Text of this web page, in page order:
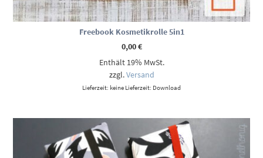
Freebook Kosmetikrolle 5in1
0,00€
Enthält 19% MwSt.
zzgl.Versand
Lieferzeit: keine Lieferzeit: Download